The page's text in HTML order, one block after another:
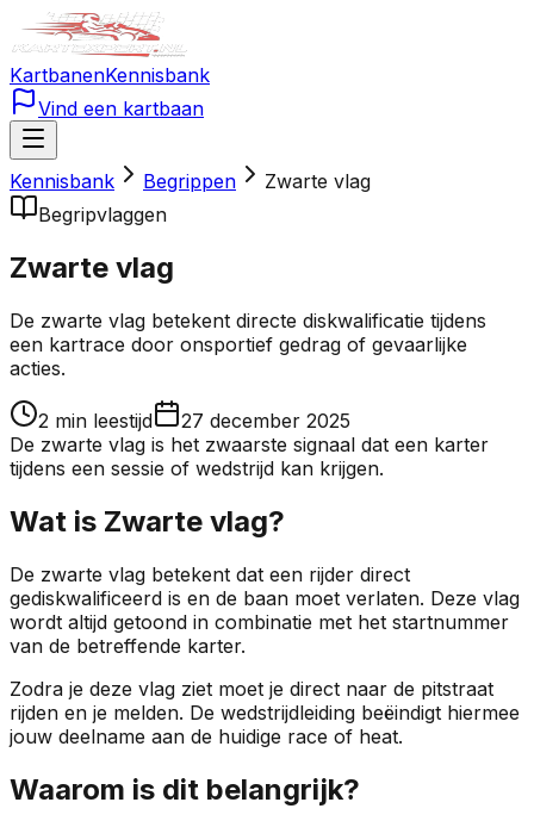
KartbanenKennisbank
Vind een kartbaan
Kennisbank Begrippen
Zwarte vlag
Begripvlaggen
Zwarte vlag
De zwarte vlag betekent directe diskwalificatie tijdens
een kartrace door onsportief gedrag of gevaarlijke
acties.
2 min leestijd
27 december 2025
De zwarte vlag is het zwaarste signaal dat een karter
tijdens een sessie of wedstrijd kan krijgen.
Wat is Zwarte vlag?
De zwarte vlag betekent dat een rijder direct
gediskwalificeerd is en de baan moet verlaten. Deze vlag
wordt altijd getoond in combinatie met het startnummer
van de betreffende karter.
Zodra je deze vlag ziet moet je direct naar de pitstraat
rijden en je melden. De wedstrijdleiding beëindigt hiermee
jouw deelname aan de huidige race of heat.
Waarom is dit belangrijk?